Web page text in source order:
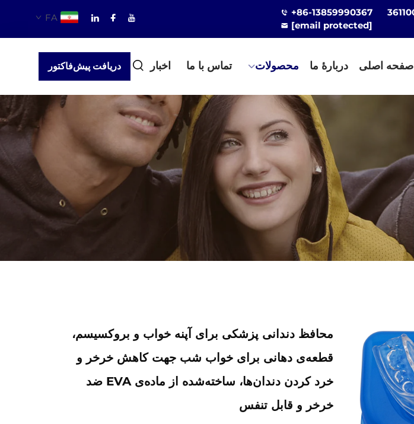
+86-13859990367
[email protected]
FA
صفحه اصلی دربارهٔ ما محصولات تماس با ما اخبار دریافت پیش‌فاکتور
محافظ دندانی پزشکی برای آپنه خواب و بروکسیسم،
قطعه‌ی دهانی برای خواب شب جهت کاهش خرخر و
خرد کردن دندان‌ها، ساخته‌شده از ماده‌ی EVA ضد
خرخر و قابل تنفس